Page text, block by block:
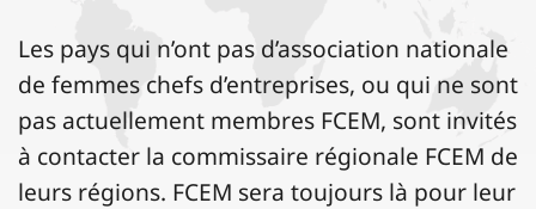
Les pays qui n’ont pas d’association nationale
de femmes chefs d’entreprises, ou qui ne sont
pas actuellement membres FCEM, sont invités
à contacter la commissaire régionale FCEM de
leurs régions. FCEM sera toujours là pour leur